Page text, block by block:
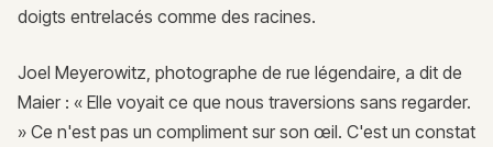
doigts entrelacés comme des racines.
Joel Meyerowitz, photographe de rue légendaire, a dit de
Maier : « Elle voyait ce que nous traversions sans regarder.
» Ce n'est pas un compliment sur son œil. C'est un constat